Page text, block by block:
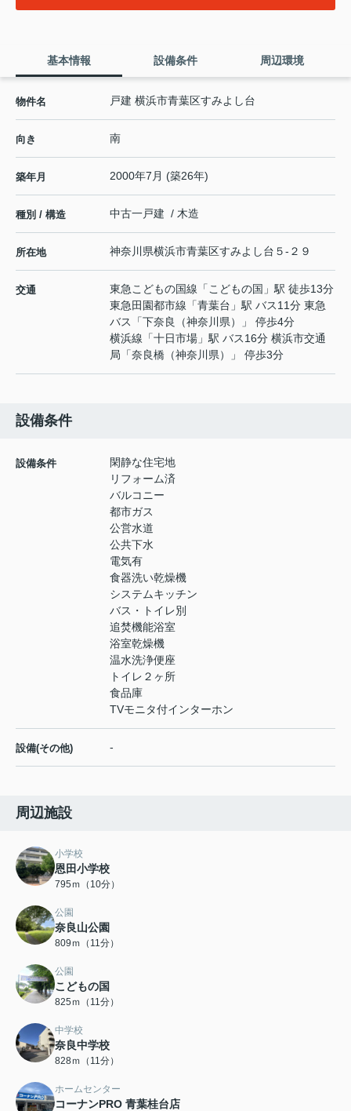
基本情報 設備条件 周辺環境
物件名 戸建 横浜市青葉区すみよし台
向き 南
築年月 2000年7月 (築26年)
種別 / 構造 中古一戸建 / 木造
所在地 神奈川県横浜市青葉区すみよし台 ５-２９
交通 東急こどもの国線 「 こどもの国 」駅 徒歩13分
東急田園都市線 「青葉台 」駅 バス11分 東急
バス「下奈良（神奈川県）」 停歩4分
横浜線 「十日市場 」駅 バス16分 横浜市交通
局「奈良橋（神奈川県）」 停歩3分
設備条件
設備条件
閑静な住宅地
リフォーム済
バルコニー
都市ガス
公営水道
公共下水
電気有
食器洗い乾燥機
システムキッチン
バス・トイレ別
追焚機能浴室
浴室乾燥機
温水洗浄便座
トイレ２ヶ所
食品庫
TVモニタ付インターホン
設備(その他) -
周辺施設
小学校
恩田小学校
795ｍ（10分）
公園
奈良山公園
809ｍ（11分）
公園
こどもの国
825ｍ（11分）
中学校
奈良中学校
828ｍ（11分）
ホームセンター
コーナンPRO 青葉桂台店